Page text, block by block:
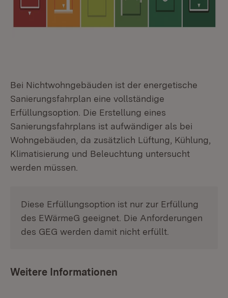
Bei Nichtwohngebäuden ist der energetische
Sanierungsfahrplan eine vollständige
Erfüllungsoption. Die Erstellung eines
Sanierungsfahrplans ist aufwändiger als bei
Wohngebäuden, da zusätzlich Lüftung, Kühlung,
Klimatisierung und Beleuchtung untersucht
werden müssen.
Diese Erfüllungsoption ist nur zur Erfüllung
des EWärmeG geeignet. Die Anforderungen
des GEG werden damit nicht erfüllt.
Weitere Informationen